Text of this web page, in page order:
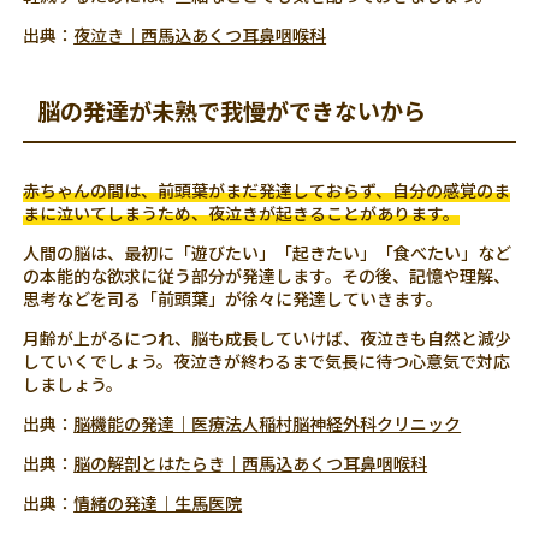
出典：夜泣き｜西馬込あくつ耳鼻咽喉科
脳の発達が未熟で我慢ができないから
赤ちゃんの間は、前頭葉がまだ発達しておらず、自分の感覚のま
まに泣いてしまうため、夜泣きが起きることがあります。
人間の脳は、最初に「遊びたい」「起きたい」「食べたい」など
の本能的な欲求に従う部分が発達します。その後、記憶や理解、
思考などを司る「前頭葉」が徐々に発達していきます。
月齢が上がるにつれ、脳も成長していけば、夜泣きも自然と減少
していくでしょう。夜泣きが終わるまで気長に待つ心意気で対応
しましょう。
出典：脳機能の発達｜医療法人稲村脳神経外科クリニック
出典：脳の解剖とはたらき｜西馬込あくつ耳鼻咽喉科
出典：情緒の発達｜生馬医院